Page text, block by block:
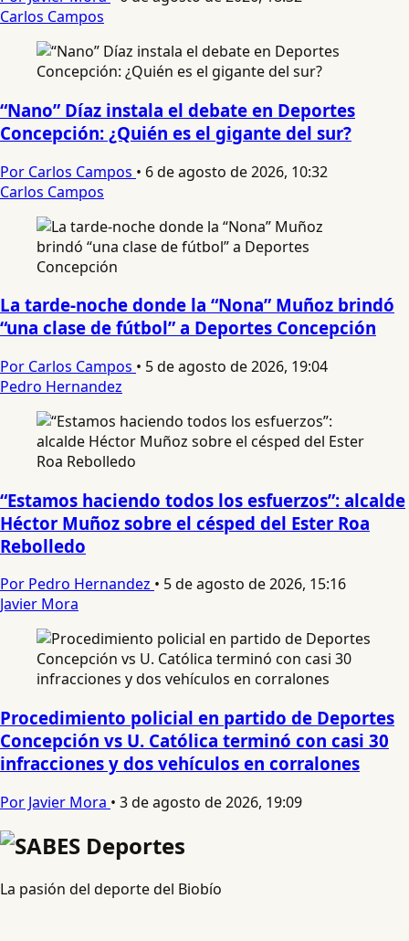
Carlos Campos
“Nano” Díaz instala el debate en Deportes
Concepción: ¿Quién es el gigante del sur?
Por Carlos Campos • 6 de agosto de 2026, 10:32
Carlos Campos
La tarde-noche donde la “Nona” Muñoz brindó
“una clase de fútbol” a Deportes Concepción
Por Carlos Campos • 5 de agosto de 2026, 19:04
Pedro Hernandez
“Estamos haciendo todos los esfuerzos”: alcalde
Héctor Muñoz sobre el césped del Ester Roa
Rebolledo
Por Pedro Hernandez • 5 de agosto de 2026, 15:16
Javier Mora
Procedimiento policial en partido de Deportes
Concepción vs U. Católica terminó con casi 30
infracciones y dos vehículos en corralones
Por Javier Mora • 3 de agosto de 2026, 19:09
La pasión del deporte del Biobío